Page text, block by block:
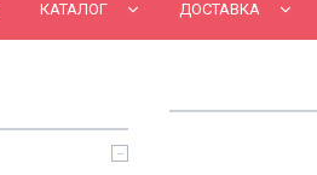
КАТАЛОГ ДОСТАВКА